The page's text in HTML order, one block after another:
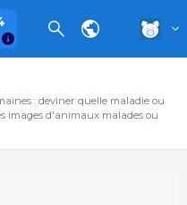
: deviner quelle maladie ou
images d'animaux malades ou